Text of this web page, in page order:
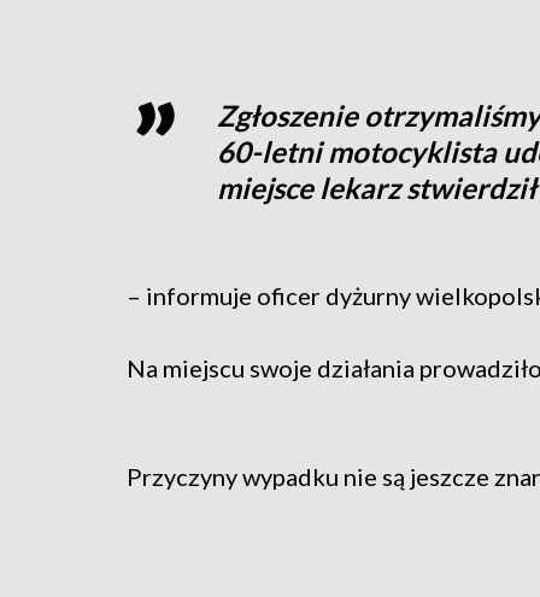
Zgłoszenie
60-letni motocyklista
miejsce lekarz
– informuje oficer dyżurny
Na miejscu swoje działania
Przyczyny wypadku nie są jeszcze